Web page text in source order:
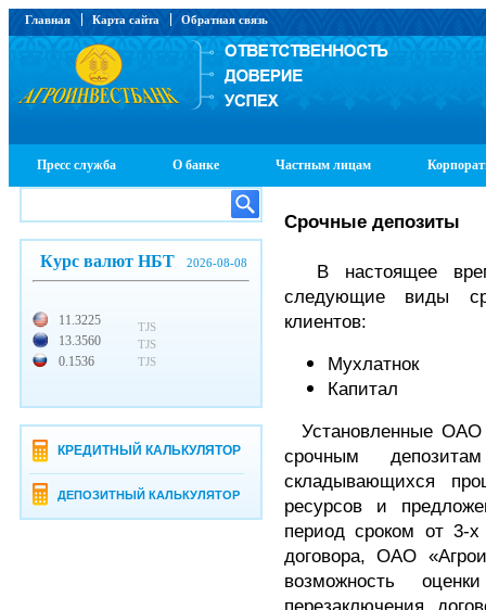
Главная Карта сайта Обратная связь
Пресс служба О банке Частным лицам
Курс валют НБТ 2026-08-08
11.3225
13.3560
0.1536
TJS
TJS
TJS
КРЕДИТНЫЙ КАЛЬКУЛЯТОР
ДЕПОЗИТНЫЙ КАЛЬКУЛЯТОР
Срочные депозиты
В настоящее
следующие виды
клиентов:
Мухлатнок
Капитал
Установленные ОАО
срочным
складывающихся
ресурсов и
период сроком от 3-
договора, ОАО
возможность
перезаключения